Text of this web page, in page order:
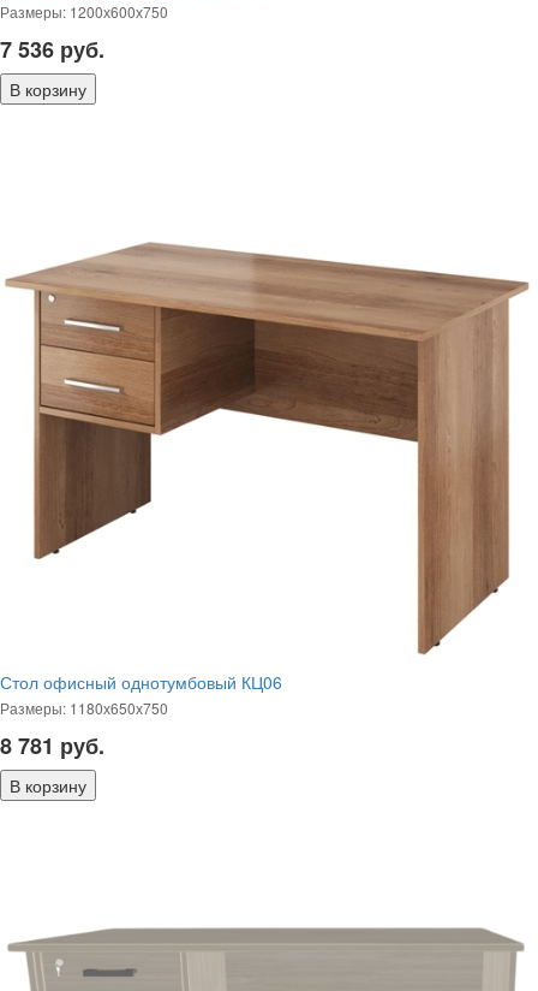
Размеры: 1200х600х750
7 536 руб.
Стол офисный однотумбовый КЦ06
Размеры: 1180х650х750
8 781 руб.